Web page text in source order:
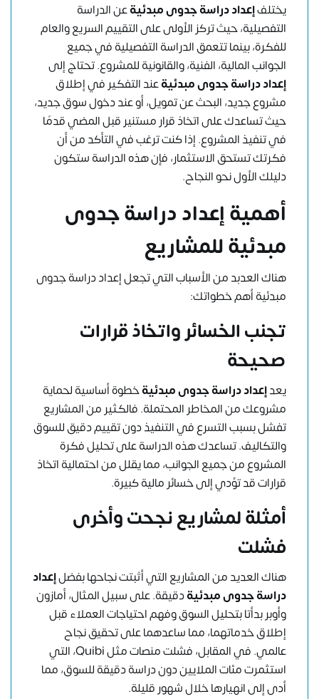
يختلفإعداد دراسة جدوى مبدئيةعن الدراسة
التفصيلية، حيث تركز الأولى على التقييم السريع والعام
للفكرة، بينما تتعمق الدراسة التفصيلية في جميع
الجوانب المالية، الفنية، والقانونية للمشروع. تحتاج إلى
إعداد دراسة جدوى مبدئيةعند التفكير في إطلاق
مشروع جديد، البحث عن تمويل، أو عند دخول سوق جديد،
حيث تساعدك على اتخاذ قرار مستنير قبل المضي قدمًا
في تنفيذ المشروع. إذا كنت ترغب في التأكد من أن
فكرتك تستحق الاستثمار، فإن هذه الدراسة ستكون
دليلك الأول نحو النجاح.
أهمية إعداد دراسة جدوى
مبدئية للمشاريع
هناك العدبد من الأسباب التي تجعل إعداد دراسة جدوى
مبدئية أهم خطواتك:
تجنب الخسائر واتخاذ قرارات
صحيحة
يعدإعداد دراسة جدوى مبدئيةخطوة أساسية لحماية
مشروعك من المخاطر المحتملة. فالكثير من المشاريع
تفشل بسبب التسرع في التنفيذ دون تقييم دقيق للسوق
والتكاليف. تساعدك هذه الدراسة على تحليل فكرة
المشروع من جميع الجوانب، مما يقلل من احتمالية اتخاذ
قرارات قد تؤدي إلى خسائر مالية كبيرة.
أمثلة لمشاريع نجحت وأخرى
فشلت
هناك العديد من المشاريع التي أثبتت نجاحها بفضلإعداد
دراسة جدوى مبدئيةدقيقة. على سبيل المثال، أمازون
وأوبر بدأتا بتحليل السوق وفهم احتياجات العملاء قبل
إطلاق خدماتهما، مما ساعدهما على تحقيق نجاح
عالمي. في المقابل، فشلت منصات مثل Quibi، التي
استثمرت مئات الملايين دون دراسة دقيقة للسوق، مما
أدى إلى انهيارها خلال شهور قليلة.